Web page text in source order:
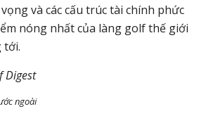
và các cấu trúc tài chính phức
nóng nhất của làng golf thế giới
tới.
Digest
ngoài